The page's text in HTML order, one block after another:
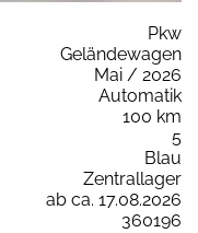
Pkw
Geländewagen
Mai / 2026
Automatik
100 km
5
Blau
Zentrallager
ab ca. 17.08.2026
360196